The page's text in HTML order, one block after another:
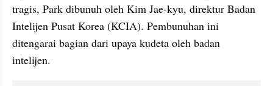
tragis, Park dibunuh oleh Kim Jae-kyu, direktur Badan
Intelijen Pusat Korea (KCIA). Pembunuhan ini
ditengarai bagian dari upaya kudeta oleh badan
intelijen.